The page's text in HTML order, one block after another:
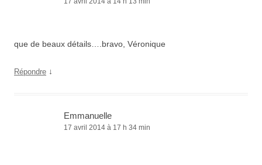
que de beaux détails….bravo, Véronique
Répondre ↓
Emmanuelle
17 avril 2014 à 17 h 34 min